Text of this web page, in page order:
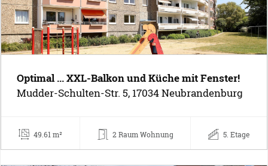
Optimal ... XXL-Balkon und Küche mit Fenster!
Mudder-Schulten-Str. 5, 17034 Neubrandenburg
49.61 m² 2 Raum Wohnung 5. Etage